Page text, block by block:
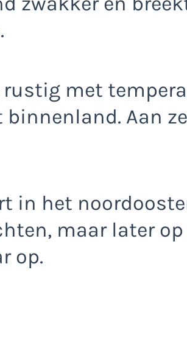
met
binnenland. Aan
in het
maar later
op.